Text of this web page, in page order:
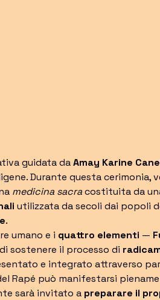
guidata da Amay Karine
Durante questa cerimonia,
medicina sacra costituita da
utilizzata da secoli dai popoli
.
umano e i quattro elementi —
sostenere il processo di
e integrato attraverso
Rapé può manifestarsi
sarà invitato a preparare il